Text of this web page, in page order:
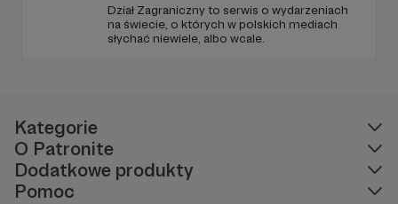
Dział Zagraniczny to serwis o wydarzeniach
na świecie, o których w polskich mediach
słychać niewiele, albo wcale.
Kategorie
O Patronite
Dodatkowe produkty
Pomoc